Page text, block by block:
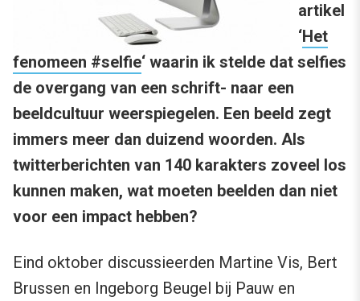
artikel
‘Het
fenomeen #selfie‘ waarin ik stelde dat selfies
de overgang van een schrift- naar een
beeldcultuur weerspiegelen. Een beeld zegt
immers meer dan duizend woorden. Als
twitterberichten van 140 karakters zoveel los
kunnen maken, wat moeten beelden dan niet
voor een impact hebben?
Eind oktober discussieerden Martine Vis, Bert
Brussen en Ingeborg Beugel bij Pauw en